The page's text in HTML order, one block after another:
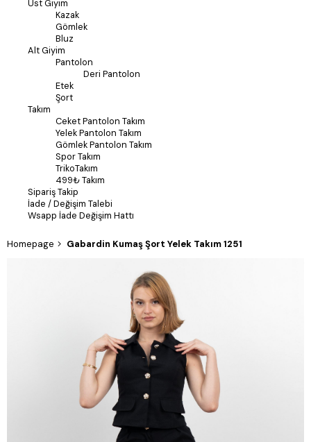
Üst Giyim
Kazak
Gömlek
Bluz
Alt Giyim
Pantolon
Deri Pantolon
Etek
Şort
Takım
Ceket Pantolon Takım
Yelek Pantolon Takım
Gömlek Pantolon Takım
Spor Takım
TrikoTakım
499₺ Takım
Sipariş Takip
İade / Değişim Talebi
Wsapp İade Değişim Hattı
Homepage Gabardin Kumaş Şort Yelek Takım 1251